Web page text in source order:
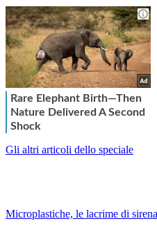
Gli altri articoli dello speciale
Microplastiche, le lacrime di